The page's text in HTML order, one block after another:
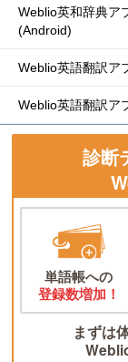
Weblio英和辞典ア
(Android)
Weblio英語翻訳ア
Weblio英語翻訳ア
診断
単語帳への
登録数増加！
まずは